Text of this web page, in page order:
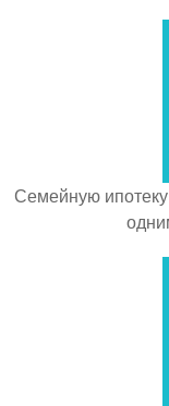
Семейную